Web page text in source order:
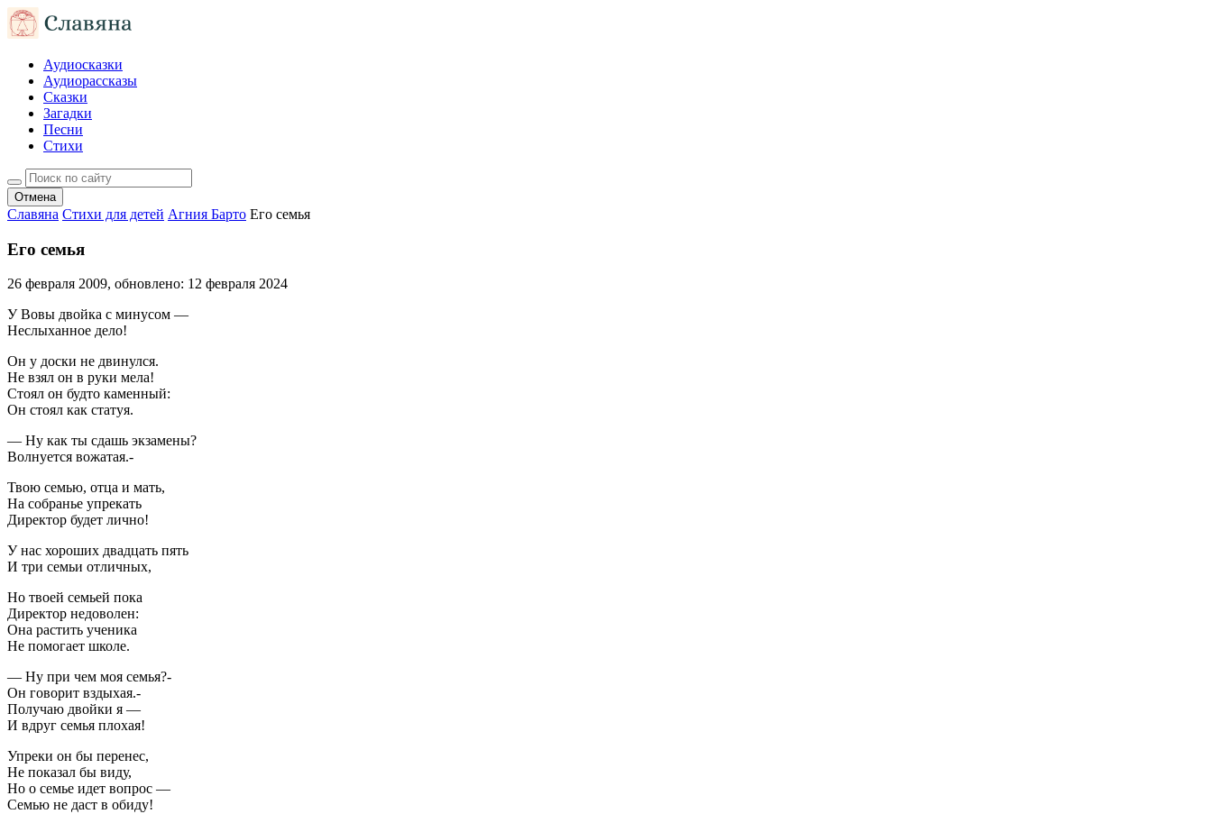
Аудиосказки
Аудиорассказы
Сказки
Загадки
Песни
Стихи
Отмена
Славяна Стихи для детей Агния Барто Его семья
Его семья
26 февраля 2009, обновлено: 12 февраля 2024
У Вовы двойка с минусом —
Неслыханное дело!
Он у доски не двинулся.
Не взял он в руки мела!
Стоял он будто каменный:
Он стоял как статуя.
— Ну как ты сдашь экзамены?
Волнуется вожатая.-
Твою семью, отца и мать,
На собранье упрекать
Директор будет лично!
У нас хороших двадцать пять
И три семьи отличных,
Но твоей семьей пока
Директор недоволен:
Она растить ученика
Не помогает школе.
— Ну при чем моя семья?-
Он говорит вздыхая.-
Получаю двойки я —
И вдруг семья плохая!
Упреки он бы перенес,
Не показал бы виду,
Но о семье идет вопрос —
Семью не даст в обиду!